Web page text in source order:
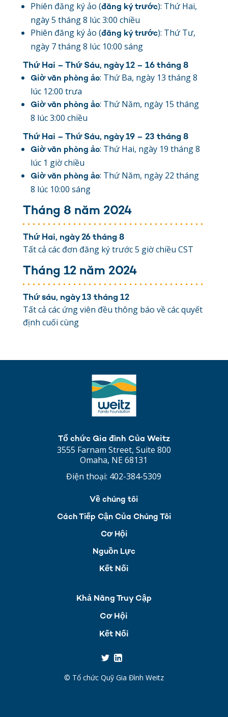
Phiên đăng ký ảo (đăng ký trước): Thứ Hai,
ngày 5 tháng 8 lúc 3:00 chiều
Phiên đăng ký ảo (đăng ký trước): Thứ Tư,
ngày 7 tháng 8 lúc 10:00 sáng
Thứ Hai – Thứ Sáu, ngày 12 – 16 tháng 8
Giờ văn phòng ảo: Thứ Ba, ngày 13 tháng 8
lúc 12:00 trưa
Giờ văn phòng ảo: Thứ Năm, ngày 15 tháng
8 lúc 3:00 chiều
Thứ Hai – Thứ Sáu, ngày 19 – 23 tháng 8
Giờ văn phòng ảo: Thứ Hai, ngày 19 tháng 8
lúc 1 giờ chiều
Giờ văn phòng ảo: Thứ Năm, ngày 22 tháng
8 lúc 10:00 sáng
Tháng 8 năm 2024
Thứ Hai, ngày 26 tháng 8
Tất cả các đơn đăng ký trước 5 giờ chiều CST
Tháng 12 năm 2024
Thứ sáu, ngày 13 tháng 12
Tất cả các ứng viên đều thông báo về các quyết
định cuối cùng
Tổ chức Gia đình Của Weitz
3555 Farnam Street, Suite 800
Omaha, NE 68131
Điện thoại: 402-384-5309
Về chúng tôi
Cách Tiếp Cận Của Chúng Tôi
Cơ Hội
Nguồn Lực
Kết Nối
Khả Năng Truy Cập
Cơ Hội
Kết Nối
© Tổ chức Quỹ Gia Đình Weitz